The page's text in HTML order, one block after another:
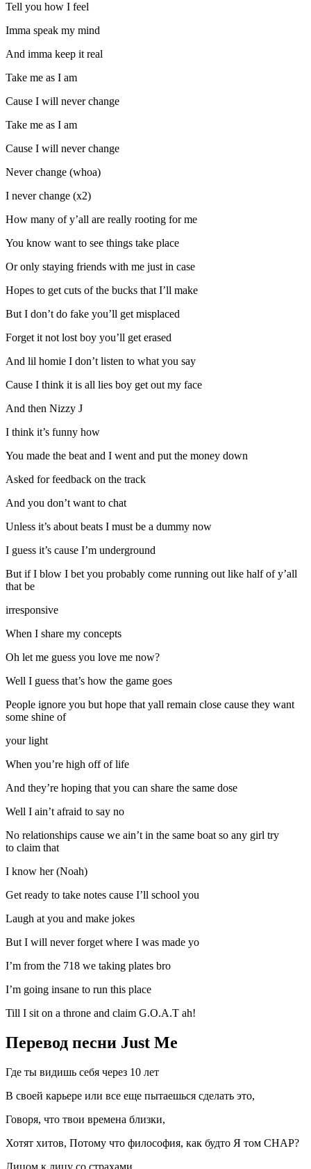
Tell you how I feel
Imma speak my mind
And imma keep it real
Take me as I am
Cause I will never change
Take me as I am
Cause I will never change
Never change (whoa)
I never change (x2)
How many of y’all are really rooting for me
You know want to see things take place
Or only staying friends with me just in case
Hopes to get cuts of the bucks that I’ll make
But I don’t do fake you’ll get misplaced
Forget it not lost boy you’ll get erased
And lil homie I don’t listen to what you say
Cause I think it is all lies boy get out my face
And then Nizzy J
I think it’s funny how
You made the beat and I went and put the money down
Asked for feedback on the track
And you don’t want to chat
Unless it’s about beats I must be a dummy now
I guess it’s cause I’m underground
But if I blow I bet you probably come running out like half of y’all
that be
irresponsive
When I share my concepts
Oh let me guess you love me now?
Well I guess that’s how the game goes
People ignore you but hope that yall remain close cause they want
some shine of
your light
When you’re high off of life
And they’re hoping that you can share the same dose
Well I ain’t afraid to say no
No relationships cause we ain’t in the same boat so any girl try
to claim that
I know her (Noah)
Get ready to take notes cause I’ll school you
Laugh at you and make jokes
But I will never forget where I was made yo
I’m from the 718 we taking plates bro
I’m going insane to run this place
Till I sit on a throne and claim G.O.A.T ah!
Перевод песни Just Me
Где ты видишь себя через 10 лет
В своей карьере или все еще пытаешься сделать это,
Говоря, что твои времена близки,
Хотят хитов, Потому что философия, как будто Я том СНАР?